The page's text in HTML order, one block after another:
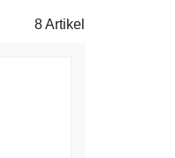
8 Artikel